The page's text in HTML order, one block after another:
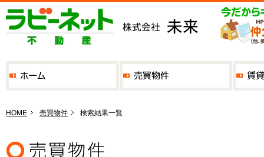
HOME 売買物件 検索結果一覧